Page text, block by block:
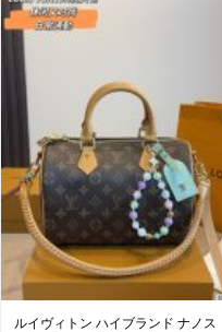
ルイヴィトン ハイブランド ナノス